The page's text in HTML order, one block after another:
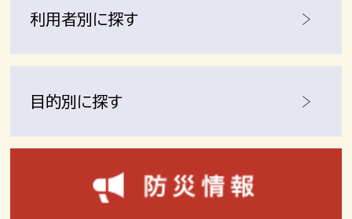
利用者別に探す
目的別に探す